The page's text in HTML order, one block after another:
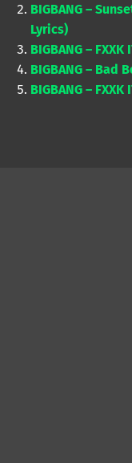
BIGBANG –
Lyrics)
BIGBANG –
BIGBANG – Bad
BIGBANG –